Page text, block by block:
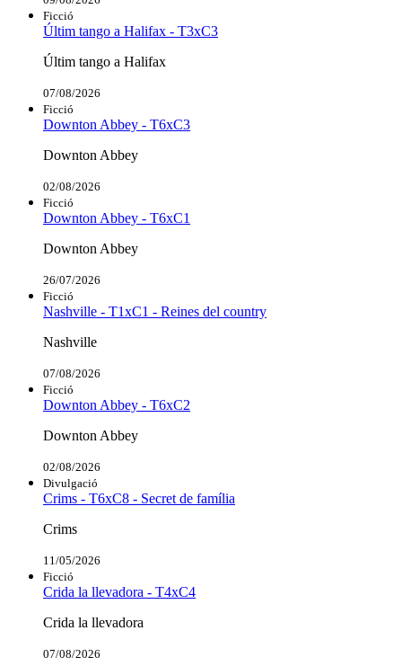
Ficció
Últim tango a Halifax - T3xC3
Últim tango a Halifax
07/08/2026
Ficció
Downton Abbey - T6xC3
Downton Abbey
02/08/2026
Ficció
Downton Abbey - T6xC1
Downton Abbey
26/07/2026
Ficció
Nashville - T1xC1 - Reines del country
Nashville
07/08/2026
Ficció
Downton Abbey - T6xC2
Downton Abbey
02/08/2026
Divulgació
Crims - T6xC8 - Secret de família
Crims
11/05/2026
Ficció
Crida la llevadora - T4xC4
Crida la llevadora
07/08/2026